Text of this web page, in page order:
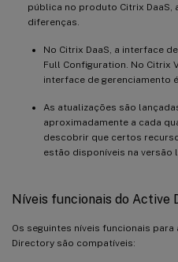
pública no produto Citrix DaaS,
diferenças.
No Citrix DaaS, a interface
Full Configuration. No Citrix
interface de gerenciamento
As atualizações são
aproximadamente a cada
descobrir que certos
estão disponíveis na versão
Níveis funcionais do Active
Os seguintes níveis funcionais
Directory são compatíveis: